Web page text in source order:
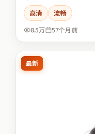
高清
流畅
8.5万
57个月前
最新